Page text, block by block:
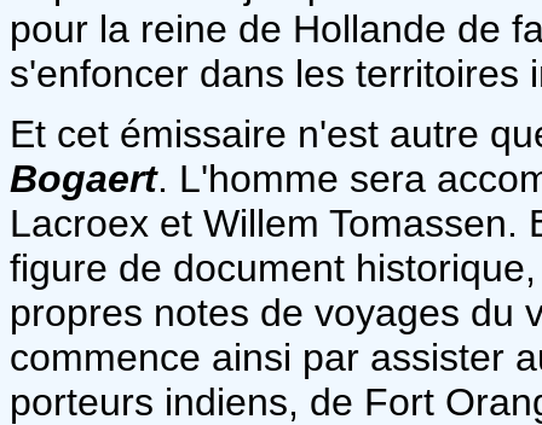
pour la reine de Hollande de
s'enfoncer dans les territoires
Et cet émissaire n'est autre
Bogaert. L'homme sera
Lacroex et Willem
figure de document
propres notes de voyages du
commence ainsi par assister
porteurs indiens, de Fort